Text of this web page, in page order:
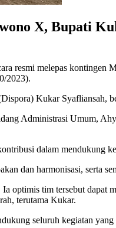
X, Bupati
resmi melepas kontingen
2023).
Kukar Syafliansah,
Administrasi Umum,
dalam
dan harmonisasi, serta
optimis tim tersebut
terutama Kukar.
seluruh kegiatan